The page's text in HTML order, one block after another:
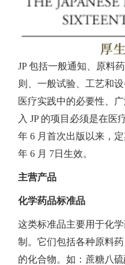
JP 包括一般通知、原料
则、一般试验、工艺和
医疗实践中的必要性、
入 JP 的项目必须是在医
年 6 月首次出版以来，
年 6 月 7日生效。
主营产品
化学药品标准品
这类标准品主要用于化
制。它们包括各种原料
的化合物。如：蔗糖八硫